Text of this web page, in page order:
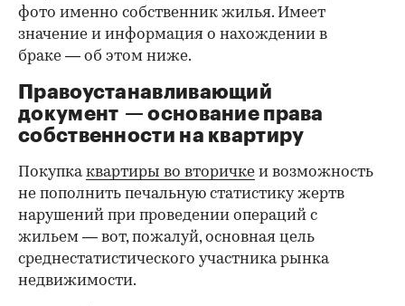
00:00 / 00:00
фото именно собственник жилья. Имеет
значение и информация о нахождении в
браке — об этом ниже.
Правоустанавливающий
документ — основание права
собственности на квартиру
Покупкаквартиры во вторичке и возможность
не пополнить печальную статистику жертв
нарушений при проведении операций с
жильем — вот, пожалуй, основная цель
среднестатистического участника рынка
недвижимости.